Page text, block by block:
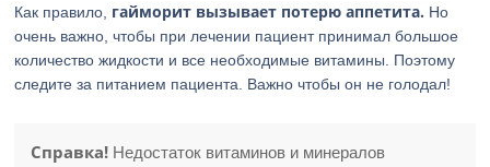
Как правило, гайморит вызывает потерю аппетита. Но
очень важно, чтобы при лечении пациент принимал большое
количество жидкости и все необходимые витамины. Поэтому
следите за питанием пациента. Важно чтобы он не голодал!
Справка! Недостаток витаминов и минералов